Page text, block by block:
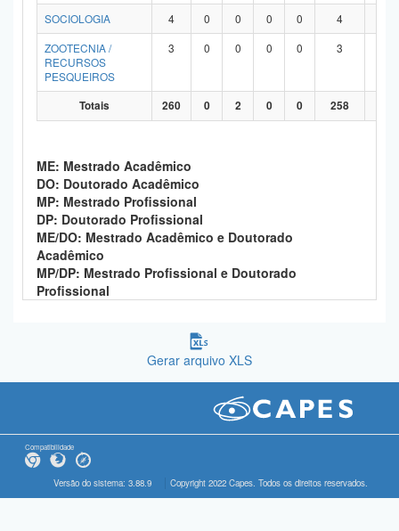
SOCIOLOGIA
4 0 0 0 0 4
ZOOTECNIA /
RECURSOS
PESQUEIROS
3 0 0 0 0 3
Totais 260 0 2 0 0 258
ME: Mestrado Acadêmico
DO: Doutorado Acadêmico
MP: Mestrado Profissional
DP: Doutorado Profissional
ME/DO: Mestrado Acadêmico e Doutorado
Acadêmico
MP/DP: Mestrado Profissional e Doutorado
Profissional
Gerar arquivo XLS
Compatibilidade
Versão do sistema: 3.88.9 Copyright 2022 Capes. Todos os direitos reservados.